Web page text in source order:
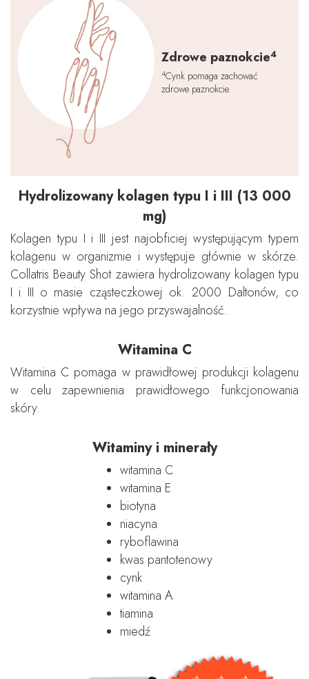
Zdrowe paznokcie4
4Cynk pomaga zachować
zdrowe paznokcie.
Hydrolizowany kolagen typu I i III (13 000
mg)
Kolagen typu I i III jest najobficiej występującym typem
kolagenu w organizmie i występuje głównie w skórze.
Collatris Beauty Shot zawiera hydrolizowany kolagen typu
I i III o masie cząsteczkowej ok. 2000 Daltonów, co
korzystnie wpływa na jego przyswajalność.
Witamina C
Witamina C pomaga w prawidłowej produkcji kolagenu
w celu zapewnienia prawidłowego funkcjonowania
skóry.
Witaminy i minerały
witamina C
witamina E
biotyna
niacyna
ryboflawina
kwas pantotenowy
cynk
witamina A
tiamina
miedź